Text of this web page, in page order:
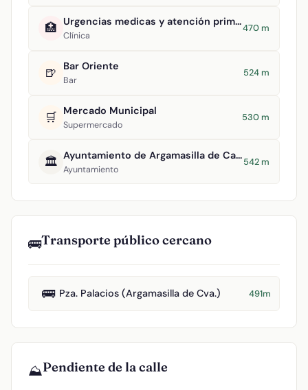
🏥 Urgencias medicas y atención primaria
Clínica
470 m
🍺 Bar Oriente
Bar
524 m
🛒 Mercado Municipal
Supermercado
530 m
🏛️ Ayuntamiento de Argamasilla de Calatrava
Ayuntamiento
542 m
🚌Transporte público cercano
🚌 Pza. Palacios (Argamasilla de Cva.) 491m
⛰️Pendiente de la calle